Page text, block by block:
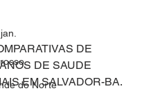
do Norte
DE
DE SAUDE
EM SALVADOR-BA.